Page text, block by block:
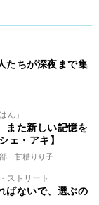
たちが深夜まで集
ん」
また新しい記憶を
ェ・アキ】
甘糟りり子
ストリート
ばないで、選ぶの